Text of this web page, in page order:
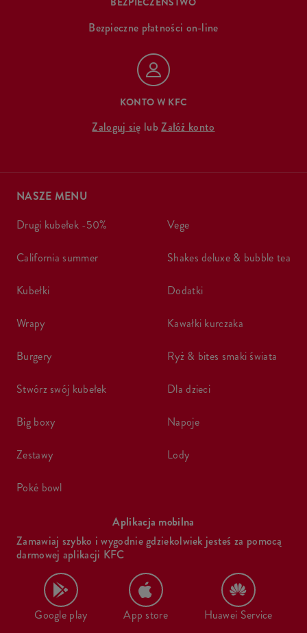
Bezpieczne płatności on-line
KONTO W KFC
Zaloguj się lubZałóż konto
NASZE MENU
drugi kubełek -50%
california summer
kubełki
wrapy
burgery
stwórz swój kubełek
big boxy
zestawy
poké bowl
vege
shakes deluxe & bubble tea
dodatki
kawałki kurczaka
ryż & bites smaki świata
dla dzieci
napoje
lody
Aplikacja mobilna
Zamawiaj szybko i wygodnie gdziekolwiek jesteś za pomocą
darmowej aplikacji KFC
Google play App store Huawei Service